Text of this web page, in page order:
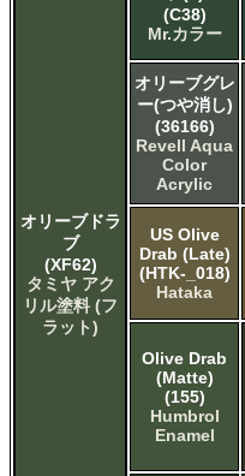
オリーブドラ
ブ
(XF62)
タミヤ アク
リル塗料 (フ
ラット)
(C38)
Mr.カラー
オリーブグレ
ー(つや消し)
(36166)
Revell Aqua
Color
Acrylic
US Olive
Drab (Late)
(HTK-_018)
Hataka
Olive Drab
(Matte)
(155)
Humbrol
Enamel